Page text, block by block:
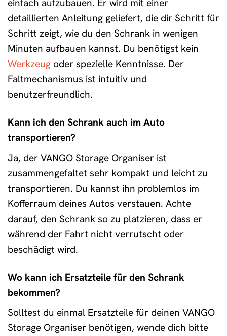
einfach aufzubauen. Er wird mit einer
detaillierten Anleitung geliefert, die dir Schritt für
Schritt zeigt, wie du den Schrank in wenigen
Minuten aufbauen kannst. Du benötigst kein
Werkzeug oder spezielle Kenntnisse. Der
Faltmechanismus ist intuitiv und
benutzerfreundlich.
Kann ich den Schrank auch im Auto
transportieren?
Ja, der VANGO Storage Organiser ist
zusammengefaltet sehr kompakt und leicht zu
transportieren. Du kannst ihn problemlos im
Kofferraum deines Autos verstauen. Achte
darauf, den Schrank so zu platzieren, dass er
während der Fahrt nicht verrutscht oder
beschädigt wird.
Wo kann ich Ersatzteile für den Schrank
bekommen?
Solltest du einmal Ersatzteile für deinen VANGO
Storage Organiser benötigen, wende dich bitte